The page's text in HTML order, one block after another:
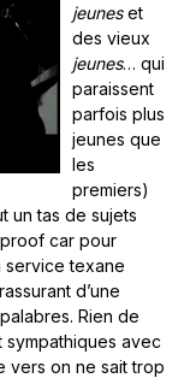
jeuneset
des vieux
jeunes… qui
paraissent
parfois plus
jeunes que
les
premiers)
un tas de sujets
car pour
service texane
d’une
Rien de
avec
vers on ne sait trop